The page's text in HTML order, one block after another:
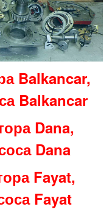
Balkancar,
Balkancar
Dana,
Dana
Fayat,
Fayat